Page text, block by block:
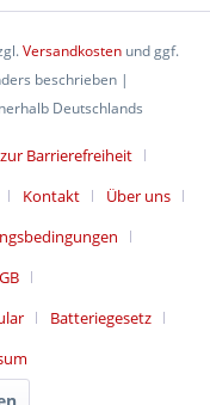
Versandkosten und ggf.
beschrieben |
Deutschlands
Barrierefreiheit
Kontakt
Über uns
Batteriegesetz